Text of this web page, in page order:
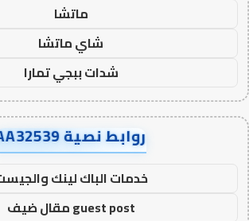
ماتشا
شاي ماتشا
شدات ببجي تمارا
روابط نصية AA32539
خدمات الباك لينك
guest post مقال ضيف